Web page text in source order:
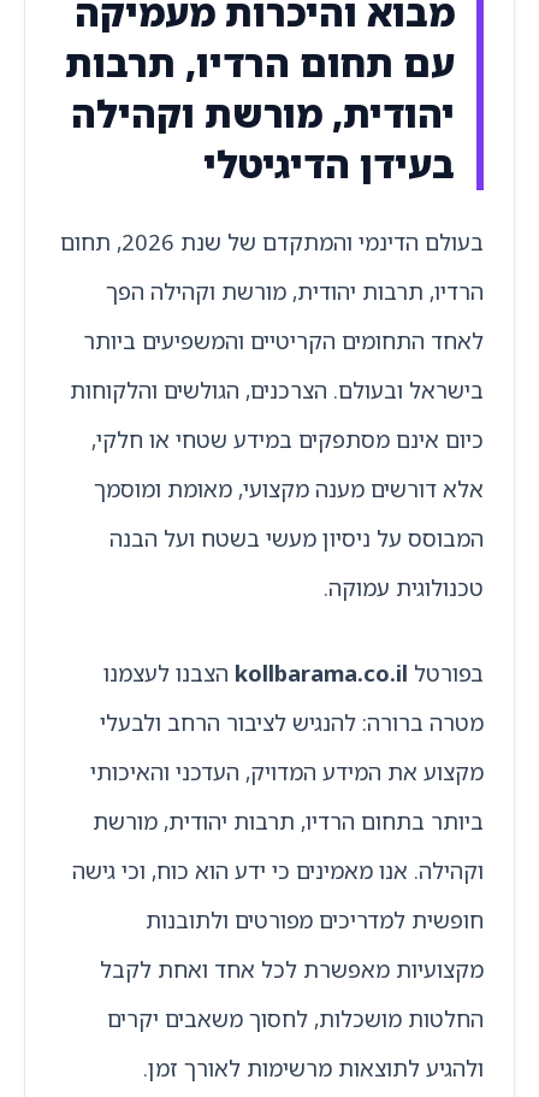
מבוא והיכרות מעמיקה
עם תחום הרדיו, תרבות
יהודית, מורשת וקהילה
בעידן הדיגיטלי
בעולם הדינמי והמתקדם של שנת 2026, תחום
הרדיו, תרבות יהודית, מורשת וקהילה הפך
לאחד התחומים הקריטיים והמשפיעים ביותר
בישראל ובעולם. הצרכנים, הגולשים והלקוחות
כיום אינם מסתפקים במידע שטחי או חלקי,
אלא דורשים מענה מקצועי, מאומת ומוסמך
המבוסס על ניסיון מעשי בשטח ועל הבנה
טכנולוגית עמוקה.
בפורטל kollbarama.co.ilהצבנו לעצמנו
מטרה ברורה: להנגיש לציבור הרחב ולבעלי
מקצוע את המידע המדויק, העדכני והאיכותי
ביותר בתחום הרדיו, תרבות יהודית, מורשת
וקהילה. אנו מאמינים כי ידע הוא כוח, וכי גישה
חופשית למדריכים מפורטים ולתובנות
מקצועיות מאפשרת לכל אחד ואחת לקבל
החלטות מושכלות, לחסוך משאבים יקרים
ולהגיע לתוצאות מרשימות לאורך זמן.